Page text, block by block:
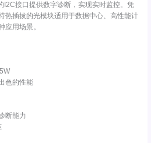
I2C接口提供数字诊断，实现实时监控。凭
热插拔的光模块适用于数据中心、高性能计
应用场景。
色的性能
断能力